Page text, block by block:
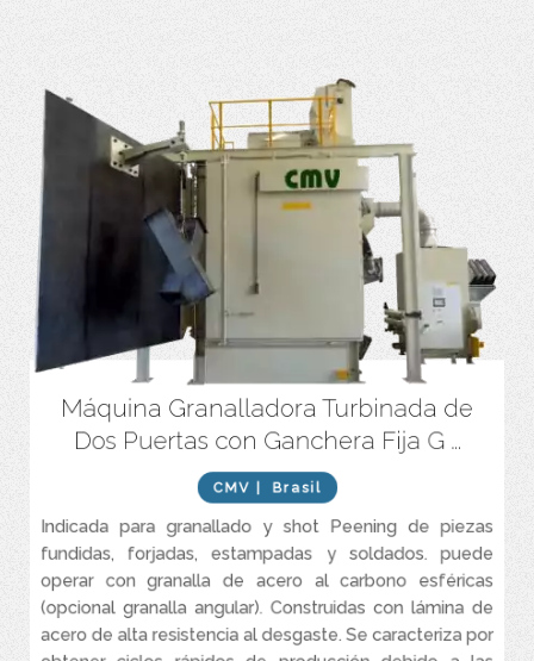
Máquina Granalladora Turbinada de
Dos Puertas con Ganchera Fija G ...
CMV | Brasil
Indicada para granallado y shot Peening de piezas
fundidas, forjadas, estampadas y soldados. puede
operar con granalla de acero al carbono esféricas
(opcional granalla angular). Construidas con lámina de
acero de alta resistencia al desgaste. Se caracteriza por
Equipado con turbinas de alto rendimiento “superwheel” que
garantizan un chorro de abrasivo uniforme, en menos tiempo
(aproximadamente 50%) que las turbinas convencionales con la
Posee puertas tipo laberinto y ninguna abertura en el techo lo
que evita la fuga de abrasivo.
El sistema de recuperación de abrasivo elimina la necesidad de
cimientos.
Sistema de escape de alta eficiencia y de menor costo
operacional.